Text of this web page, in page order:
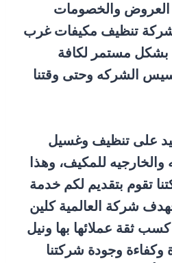
العروض والخصومات
شركة تنظيف مكيفات غرب
بشكل مستمر لكافة
الشركه وحتى وقتنا
على تنظيف وغسيل
والخارجيه للمكيف، وهذا
تقوم بتقديم لكم خدمة
شركة العالمية كلين
ثقة عملائها بها ونيل
وكفاءة وجودة شركتنا